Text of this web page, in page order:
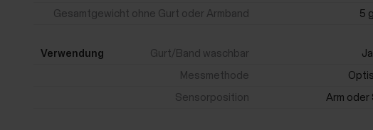
Gesamtgewicht ohne Gurt oder Armband 5 g
Verwendung Gurt/Band waschbar Ja
Messmethode
Sensorposition Arm oder